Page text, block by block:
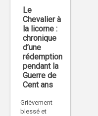
Le
Chevalier à
la licorne :
chronique
d’une
rédemption
pendant la
Guerre de
Cent ans
Grièvement
blessé et